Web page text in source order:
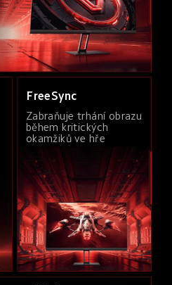
FreeSync
Zabraňuje trhání obrazu
během kritických
okamžiků ve hře